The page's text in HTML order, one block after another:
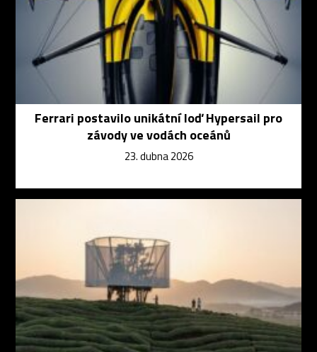
Ferrari postavilo unikátní loď Hypersail pro
závody ve vodách oceánů
23. dubna 2026